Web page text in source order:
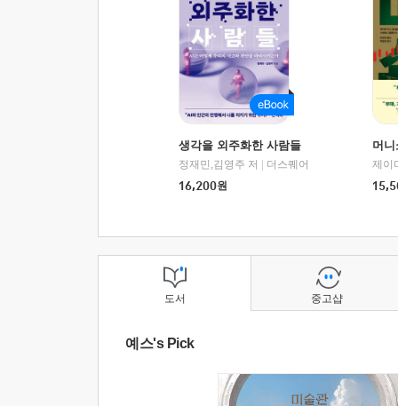
생각을 외주화한 사람들
정재민,김영주 저
더스퀘어
16,200원
머
도서
예스's Pick
중고샵